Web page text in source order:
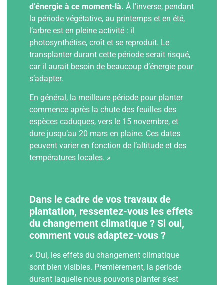
d’énergie à ce moment-là. À l’inverse, pendant
la période végétative, au printemps et en été,
l’arbre est en pleine activité : il
photosynthétise, croît et se reproduit. Le
transplanter durant cette période serait risqué,
car il aurait besoin de beaucoup d’énergie pour
s’adapter.
En général, la meilleure période pour planter
commence après la chute des feuilles des
espèces caduques, vers le 15 novembre, et
dure jusqu’au 20 mars en plaine. Ces dates
peuvent varier en fonction de l’altitude et des
températures locales. »
Dans le cadre de vos travaux de
plantation, ressentez-vous les effets
du changement climatique ? Si oui,
comment vous adaptez-vous ?
« Oui, les effets du changement climatique
sont bien visibles. Premièrement, la période
durant laquelle nous pouvons planter s’est